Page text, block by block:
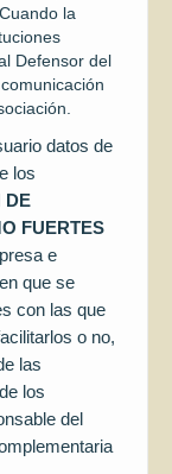
la
Defensor del
datos de
los
DE
FUERTES
e
que se
con las que
o no,
las
los
del